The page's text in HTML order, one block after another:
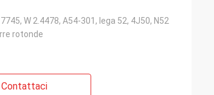
W 2.4478, A54-301, lega 52, 4J50, N52
rotonde
Contattaci